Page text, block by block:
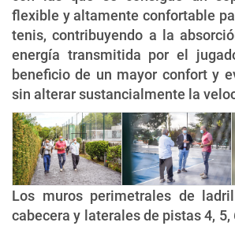
flexible y altamente confortable
tenis, contribuyendo a la
energía transmitida por el
beneficio de un mayor confort y
sin alterar sustancialmente la
Los muros perimetrales de
cabecera y laterales de pistas 4, 5,